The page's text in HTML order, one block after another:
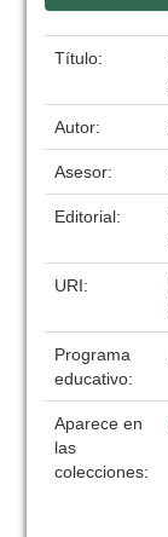
Título:
Autor:
Asesor:
Editorial:
URI:
Programa
educativo:
Aparece en
las
colecciones: